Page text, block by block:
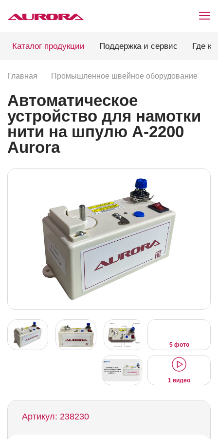
Каталог продукции Поддержка и сервис Где
Главная Промышленное швейное оборудование
Автоматическое
устройство для намотки
нити на шпулю A-2200
Aurora
5 фото
1 видео
Артикул: 238230